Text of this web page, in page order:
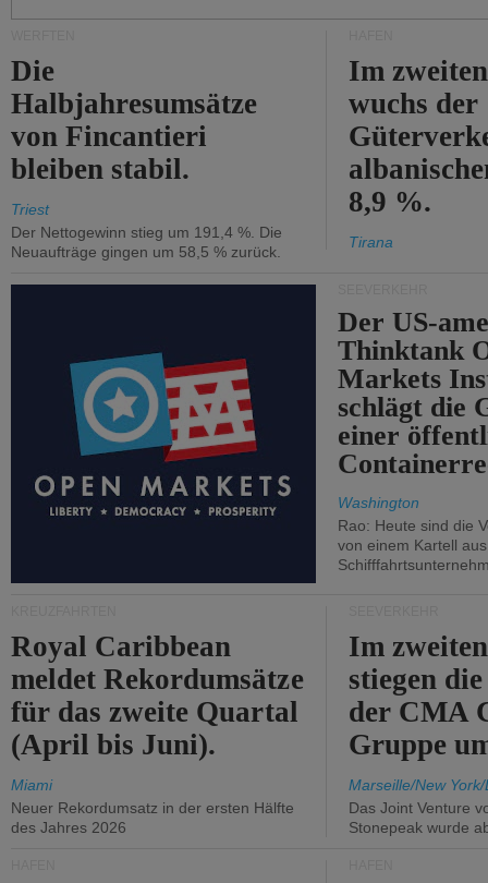
Die
Halbjahresumsätze
von Fincantieri
bleiben stabil.
Triest
Der Nettogewinn stieg um 191,4 %. Die
Neuaufträge gingen um 58,5 % zurück.
Im
wuchs der
8,9 %.
Tirana
Der US-
Thinktank
Markets
schlägt die
einer
Washington
Rao: Heute sind die
von einem Kartell
Royal Caribbean
meldet Rekordumsätze
für das zweite Quartal
(April bis Juni).
Miami
Neuer Rekordumsatz in der ersten Hälfte
des Jahres 2026
Im
stiegen
der CMA
Gruppe
Marseille/New
Das Joint Venture
Stonepeak wurde